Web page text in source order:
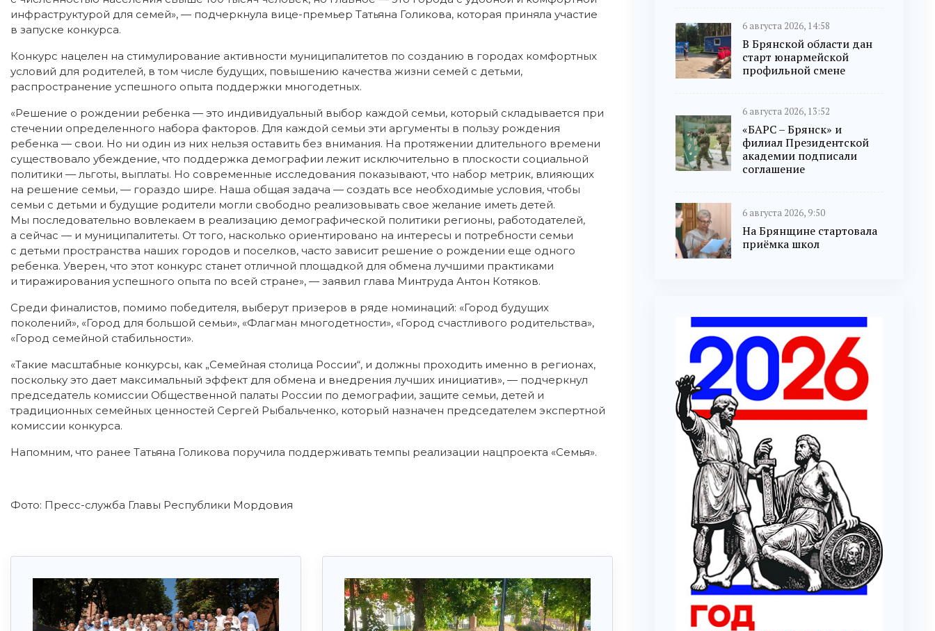
инфраструктурой для семей», — подчеркнула вице-премьер Татьяна Голикова, которая приняла участие
в запуске конкурса.
Конкурс нацелен на стимулирование активности муниципалитетов по созданию в городах комфортных
условий для родителей, в том числе будущих, повышению качества жизни семей с детьми,
распространение успешного опыта поддержки многодетных.
«Решение о рождении ребенка — это индивидуальный выбор каждой семьи, который складывается при
стечении определенного набора факторов. Для каждой семьи эти аргументы в пользу рождения
ребенка — свои. Но ни один из них нельзя оставить без внимания. На протяжении длительного времени
существовало убеждение, что поддержка демографии лежит исключительно в плоскости социальной
политики — льготы, выплаты. Но современные исследования показывают, что набор метрик, влияющих
на решение семьи, — гораздо шире. Наша общая задача — создать все необходимые условия, чтобы
семьи с детьми и будущие родители могли свободно реализовывать свое желание иметь детей.
Мы последовательно вовлекаем в реализацию демографической политики регионы, работодателей,
а сейчас — и муниципалитеты. От того, насколько ориентировано на интересы и потребности семьи
с детьми пространства наших городов и поселков, часто зависит решение о рождении еще одного
ребенка. Уверен, что этот конкурс станет отличной площадкой для обмена лучшими практиками
и тиражирования успешного опыта по всей стране», — заявил глава Минтруда Антон Котяков.
Среди финалистов, помимо победителя, выберут призеров в ряде номинаций: «Город будущих
поколений», «Город для большой семьи», «Флагман многодетности», «Город счастливого родительства»,
«Город семейной стабильности».
«Такие масштабные конкурсы, как „Семейная столица России“, и должны проходить именно в регионах,
поскольку это дает максимальный эффект для обмена и внедрения лучших инициатив», — подчеркнул
председатель комиссии Общественной палаты России по демографии, защите семьи, детей и
традиционных семейных ценностей Сергей Рыбальченко, который назначен председателем экспертной
комиссии конкурса.
Напомним, что ранее Татьяна Голикова поручила поддерживать темпы реализации нацпроекта «Семья».
Фото: Пресс-служба Главы Республики Мордовия
6 августа 2026, 14:58
В Брянской области дан
старт юнармейской
профильной смене
6 августа 2026, 13:52
«БАРС – Брянск» и
филиал Президентской
академии подписали
соглашение
6 августа 2026, 9:50
На Брянщине стартовала
приёмка школ